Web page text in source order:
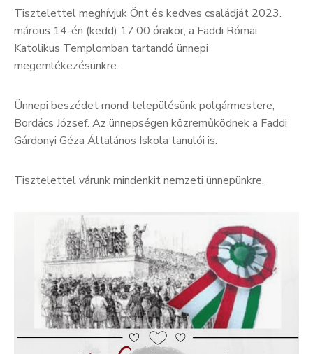
Tisztelettel meghívjuk Önt és kedves családját 2023.
március 14-én (kedd) 17:00 órakor, a Faddi Római
Katolikus Templomban tartandó ünnepi
megemlékezésünkre.
Ünnepi beszédet mond településünk polgármestere,
Bordács József. Az ünnepségen közreműködnek a Faddi
Gárdonyi Géza Általános Iskola tanulói is.
Tisztelettel várunk mindenkit nemzeti ünnepünkre.